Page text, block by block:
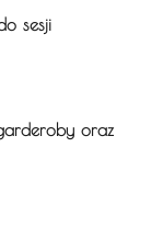
sesji
oraz